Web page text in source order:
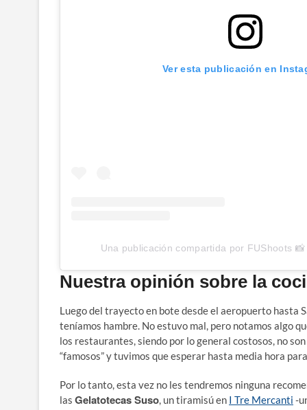
Ver esta publicación en
Una publicación compartida por FUShoots
Nuestra opinión sobre la
Luego del trayecto en bote desde el aeropuerto hasta
teníamos hambre. No estuvo mal, pero notamos algo
los restaurantes, siendo por lo general costosos, no
“famosos” y tuvimos que esperar hasta media hora
Por lo tanto, esta vez no les tendremos ninguna
las Gelatotecas Suso, un tiramisú en I Tre Mercanti -